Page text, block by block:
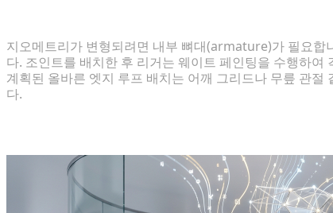
지오메트리가 변형되려면 내부 뼈대(armature)가 필요합
다. 조인트를 배치한 후 리거는 웨이트 페인팅을 수행하
계획된 올바른 엣지 루프 배치는 어깨 그리드나 무릎 관
다.